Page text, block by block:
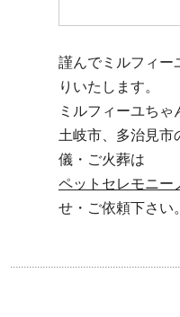
謹んでミルフィー
りいたします。
ミルフィーユち
土岐市、多治見市
儀・ご火葬は
ペットセレモニー
せ・ご依頼下さい。